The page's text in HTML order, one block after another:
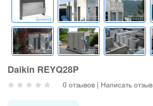
Daikin REYQ28P
0 отзывов | Написать отзыв